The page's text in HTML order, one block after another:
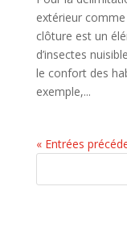
extérieur
clôture est un
d’insectes
le confort des
exemple,...
« Entrées